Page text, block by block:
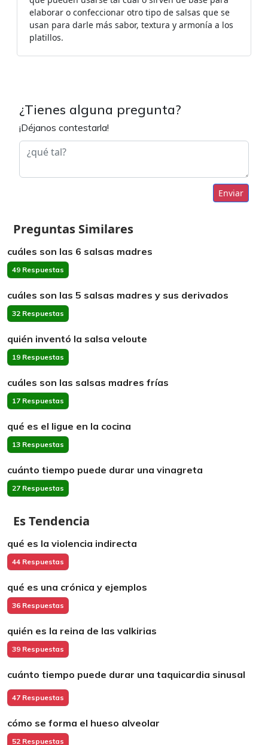
elaborar o confeccionar otro tipo de salsas que se
usan para darle más sabor, textura y armonía a los
platillos.
¿Tienes alguna pregunta?
¡Déjanos contestarla!
Enviar
Preguntas Similares
cuáles son las 6 salsas madres
49 Respuestas
cuáles son las 5 salsas madres y sus derivados
32 Respuestas
quién inventó la salsa veloute
19 Respuestas
cuáles son las salsas madres frías
17 Respuestas
qué es el ligue en la cocina
13 Respuestas
cuánto tiempo puede durar una vinagreta
27 Respuestas
Es Tendencia
qué es la violencia indirecta
44 Respuestas
qué es una crónica y ejemplos
36 Respuestas
quién es la reina de las valkirias
39 Respuestas
cuánto tiempo puede durar una taquicardia sinusal
47 Respuestas
cómo se forma el hueso alveolar
52 Respuestas